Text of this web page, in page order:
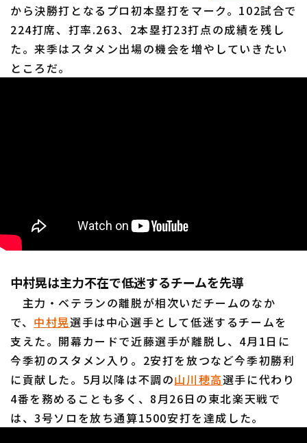
から決勝打となるプロ初本塁打をマーク。102試合で
224打席、打率.263、2本塁打23打点の成績を残し
た。来季はスタメン出場の機会を増やしていきたい
ところだ。
中村晃は主力不在で低迷するチームを先導
主力・ベテランの離脱が相次いだチームのなか
で、 中村晃選手は中心選手として低迷するチームを
支えた。開幕カードで近藤選手が離脱し、4月1日に
今季初のスタメン入り。2安打を放つなど今季初勝利
に貢献した。5月以降は不調の山川穂高選手に代わり
4番を務めることも多く、8月26日の東北楽天戦で
は、3号ソロを放ち通算1500安打を達成した。